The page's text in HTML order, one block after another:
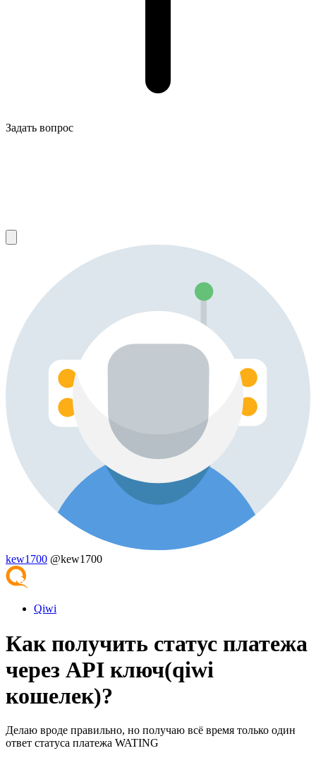
Задать вопрос
kew1700 @kew1700
Qiwi
Как получить статус платежа
через API ключ(qiwi
кошелек)?
Делаю вроде правильно, но получаю всё время только один
ответ статуса платежа WATING